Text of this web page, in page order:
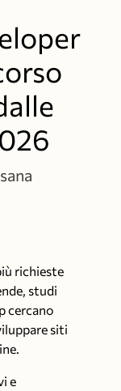
richieste
studi
cercano
siti
e